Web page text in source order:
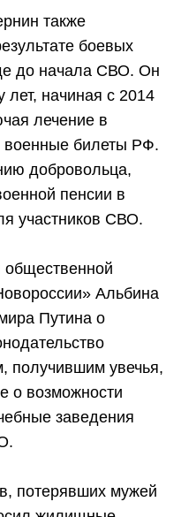
также
боевых
до начала СВО. Он
лет, начиная с 2014
лечение в
военные билеты РФ.
добровольца,
пенсии в
участников СВО.
общественной
Альбина
Путина о
получившим увечья,
о возможности
заведения
потерявших мужей